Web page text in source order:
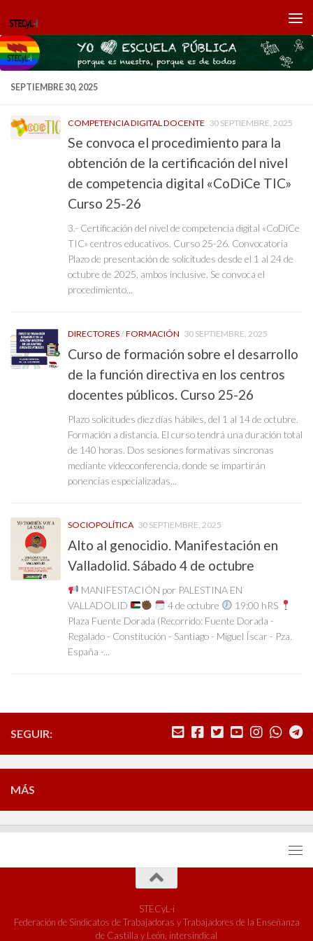
Saltar al contenido
SEPTIEMBRE 30, 2025
COMPETENCIA DIGITAL DOCENTE 30 SEPTIEMBRE, 2025
Se convoca el procedimiento para la
obtención de la certificación del nivel
de competencia digital «CoDiCe TIC»
Curso 25-26
3.- Certificación del nivel de competencia digital «CoDiCe
TIC» centros educativos. Curso 25-26. Convocatoria
Plazo de presentación de solicitudes desde el 1 al 24 de
octubre de 2025, ambos inclusive. Se convoca el
procedimiento...
DIRECTORES/FORMACIÓN 30 SEPTIEMBRE, 2025
Curso de formación sobre el desarrollo
de la función directiva en los centros
docentes públicos. Curso 25-26
Plazo solicitudes diez días hábiles, del 1 al 14 de octubre.
Formación a distancia. El curso tendrá una duración total
de 140 horas. Dos sesiones formativas síncronas
mediante videoconferencia, donde se impartirán
ponencias especializadas...
SOCIOPOLÍTICA 30 SEPTIEMBRE, 2025
Alto al genocidio. Manifestación en
Valladolid. Sábado 4 de octubre
MANIFESTACIÓN por PALESTINA EN
VALLADOLID
4 de octubre
19:00 hRS
Plaza Fuente Dorada (Recorrido: Fuente Dorada -
Regalado - Constitución - Santiago - Miguel Íscar - Pza.
España -...
SEGUIR:
MÁS
STECyL-i
Federación de Sindicatos de Trabajadoras y Trabajadores de la Enseñanza
de Castilla y León, intersindical